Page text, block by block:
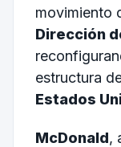
movimiento
Dirección
estructura
Estados
McDonald,